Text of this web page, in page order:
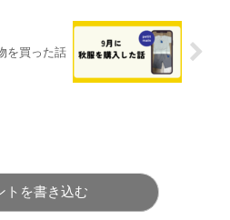
を買った話
トを書き込む